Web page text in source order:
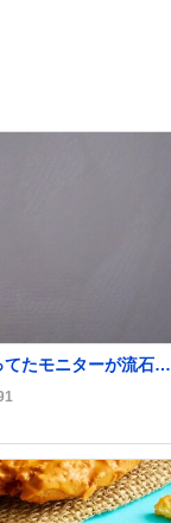
たモニターが流石に
けど、あの……